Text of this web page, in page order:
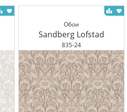
Обои
Sandberg Lofstad
835-24